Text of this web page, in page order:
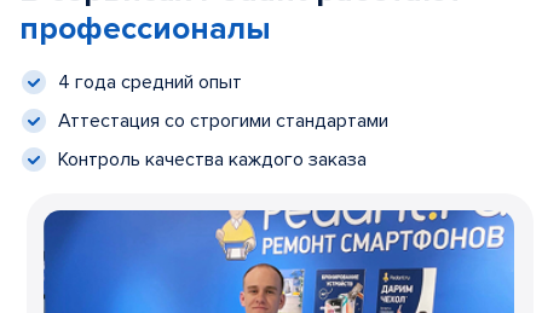
профессионалы
4 года средний опыт
Аттестация со строгими стандартами
Контроль качества каждого заказа